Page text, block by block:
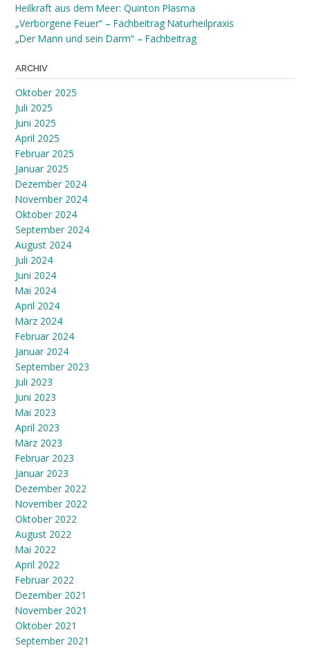
Heilkraft aus dem Meer: Quinton Plasma
„Verborgene Feuer“ – Fachbeitrag Naturheilpraxis
„Der Mann und sein Darm“ – Fachbeitrag
ARCHIV
Oktober 2025
Juli 2025
Juni 2025
April 2025
Februar 2025
Januar 2025
Dezember 2024
November 2024
Oktober 2024
September 2024
August 2024
Juli 2024
Juni 2024
Mai 2024
April 2024
März 2024
Februar 2024
Januar 2024
September 2023
Juli 2023
Juni 2023
Mai 2023
April 2023
März 2023
Februar 2023
Januar 2023
Dezember 2022
November 2022
Oktober 2022
August 2022
Mai 2022
April 2022
Februar 2022
Dezember 2021
November 2021
Oktober 2021
September 2021